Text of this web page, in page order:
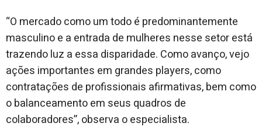
“O mercado como um todo é predominantemente
masculino e a entrada de mulheres nesse setor está
trazendo luz a essa disparidade. Como avanço, vejo
ações importantes em grandes players, como
contratações de profissionais afirmativas, bem como
o balanceamento em seus quadros de
colaboradores”, observa o especialista.